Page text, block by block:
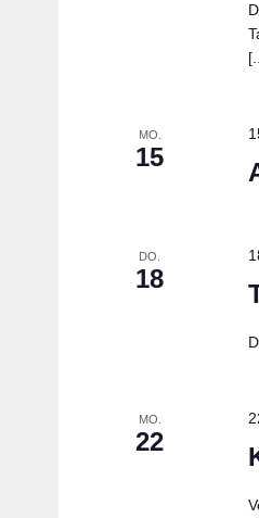
MO.
15
DO.
18
MO.
22